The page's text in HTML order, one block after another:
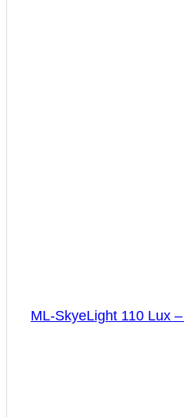
ML-SkyeLight 110 Lux